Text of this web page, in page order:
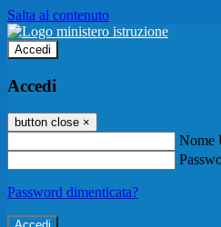
Salta al contenuto
Accedi
Accedi
button close ×
Nome
Password dimenticata?